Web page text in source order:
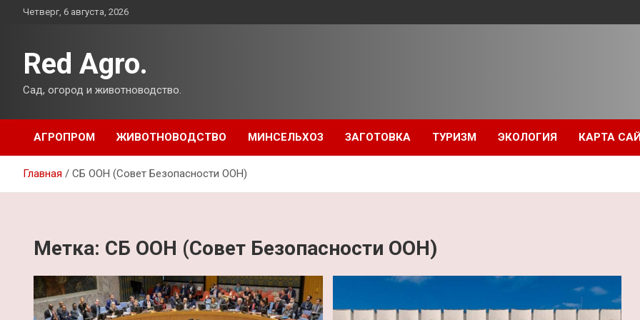
ПерейтиЧетверг, 6 августа, 2026
Red Agro.
Сад, огород и животноводство.
АГРОПРОМ ЖИВОТНОВОДСТВО МИНСЕЛЬХОЗ ЗАГОТОВКА ТУРИЗМ ЭКОЛОГИЯ КАРТА
Главная СБ ООН (Совет Безопасности ООН)
Метка: СБ ООН (Совет Безопасности ООН)